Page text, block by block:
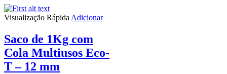
Visualização Rápida Adicionar
Saco de 1Kg com
Cola Multiusos Eco-
T – 12 mm